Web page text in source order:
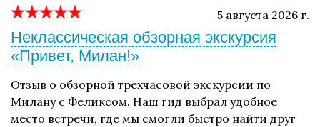
5 августа 2026 г.
Неклассическая обзорная экскурсия
«Привет, Милан!»
Отзыв о обзорной трехчасовой экскурсии по
Милану с Феликсом. Наш гид выбрал удобное
место встречи, где мы смогли быстро найти друг